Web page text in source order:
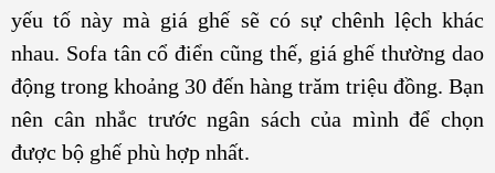
yếu tố này mà giá ghế sẽ có sự chênh lệch khác
nhau. Sofa tân cổ điển cũng thế, giá ghế thường dao
động trong khoảng 30 đến hàng trăm triệu đồng. Bạn
nên cân nhắc trước ngân sách của mình để chọn
được bộ ghế phù hợp nhất.